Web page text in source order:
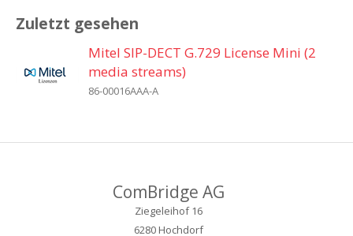
Zuletzt gesehen
Mitel SIP-DECT G.729 License Mini (2
media streams)
86-00016AAA-A
ComBridge AG
Ziegeleihof 16
6280 Hochdorf